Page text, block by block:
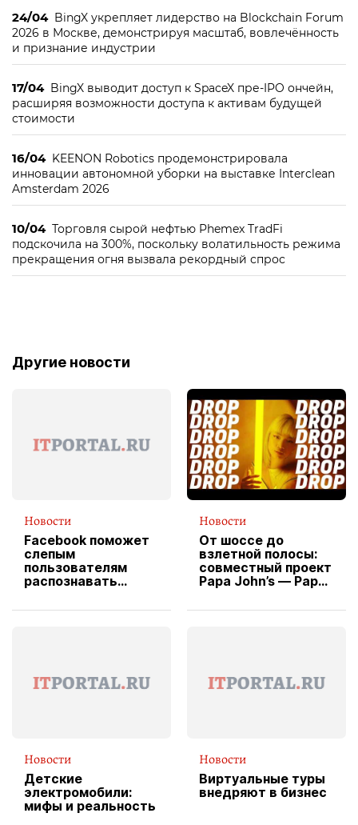
24/04 BingX укрепляет лидерство на Blockchain Forum
2026 в Москве, демонстрируя масштаб, вовлечённость
и признание индустрии
17/04 BingX выводит доступ к SpaceX пре-IPO ончейн,
расширяя возможности доступа к активам будущей
стоимости
16/04 KEENON Robotics продемонстрировала
инновации автономной уборки на выставке Interclean
Amsterdam 2026
10/04 Торговля сырой нефтью Phemex TradFi
подскочила на 300%, поскольку волатильность режима
прекращения огня вызвала рекордный спрос
Другие новости
Новости
Facebook поможет
слепым
пользователям
распознавать
Новости
От шоссе до
взлетной полосы:
совместный проект
Papa John’s — Papa
вводит
Новости
Детские
электромобили:
мифы и реальность
Новости
Виртуальные туры
внедряют в бизнес